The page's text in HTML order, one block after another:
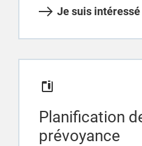
Je suis intéressé
Planification
prévoyance